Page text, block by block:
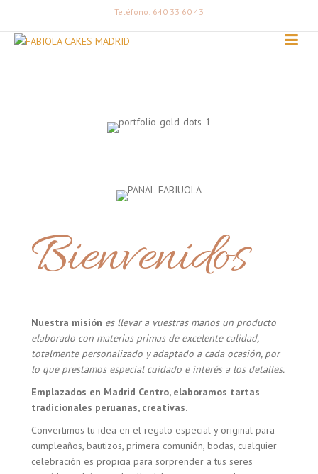
Teléfono: 640 33 60 43
Bienvenidos
Nuestra misión es llevar a vuestras manos un producto
elaborado con materias primas de excelente calidad,
totalmente personalizado y adaptado a cada ocasión, por
lo que prestamos especial cuidado e interés a los detalles.
Emplazados en Madrid Centro, elaboramos tartas
tradicionales peruanas, creativas.
Convertimos tu idea en el regalo especial y original para
cumpleaños, bautizos, primera comunión, bodas, cualquier
celebración es propicia para sorprender a tus seres